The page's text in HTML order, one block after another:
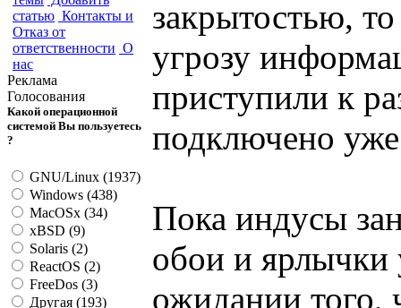
статью Контакты и
Отказ от
ответственности О
нас
Реклама
Голосования
Какой операционной
системой Вы пользуетесь
?
GNU/Linux (1937)
Windows (438)
MacOSx (34)
xBSD (9)
Solaris (2)
ReactOS (2)
FreeDos (3)
Другая (193)
закрытостью,
угрозу
приступили к
подключено
Пока индусы
обои и ярлычки
ожидании того,